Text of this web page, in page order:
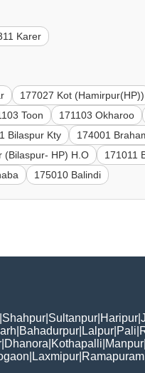
Karer
177027 Kot (Hamirpur(HP))
Toon 171103 Okharoo
Bilaspur Kty 174001
(Bilaspur- HP) H.O 171011
175010 Balindi
Shahpur Sultanpur Haripur
Bahadurpur Lalpur Pali
Dhanora Kothapalli Manpur
Laxmipur Ramapuram